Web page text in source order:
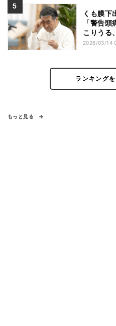
くも膜下
「警告
こりうる
2026/03/14
ランキング
もっと見る